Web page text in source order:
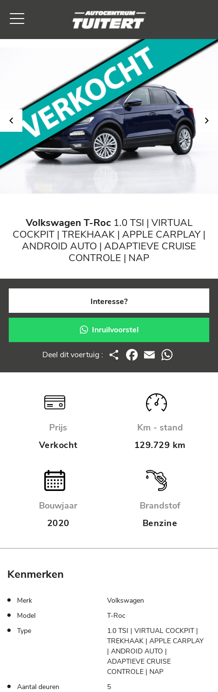
Interesse?
Inruilvoorstel
Deel dit voertuig : Deel Facebook
Email
Volkswagen T-Roc 1.0 TSI | VIRTUAL
COCKPIT | TREKHAAK | APPLE CARPLAY |
ANDROID AUTO | ADAPTIEVE CRUISE
CONTROLE | NAP
Prijs
Verkocht
Km - stand
129.729 km
Bouwjaar
2020
Brandstof
Benzine
Kenmerken
Merk
Volkswagen
Model
T-Roc
Type
1.0 TSI | VIRTUAL COCKPIT |
TREKHAAK | APPLE CARPLAY
| ANDROID AUTO |
ADAPTIEVE CRUISE
CONTROLE | NAP
Aantal deuren
5